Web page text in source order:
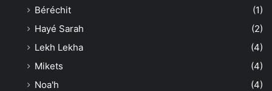
Béréchit
(1)
Hayé Sarah
(2)
Lekh Lekha
(4)
Mikets
(4)
Noa'h
(4)